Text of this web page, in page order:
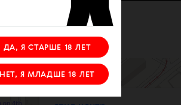
ДА, Я СТАРШЕ 18 ЛЕТ
НЕТ, Я МЛАДШЕ 18 ЛЕТ